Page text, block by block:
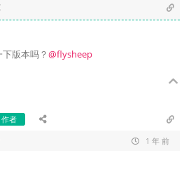
版本吗？@flysheep
作者
1 年 前